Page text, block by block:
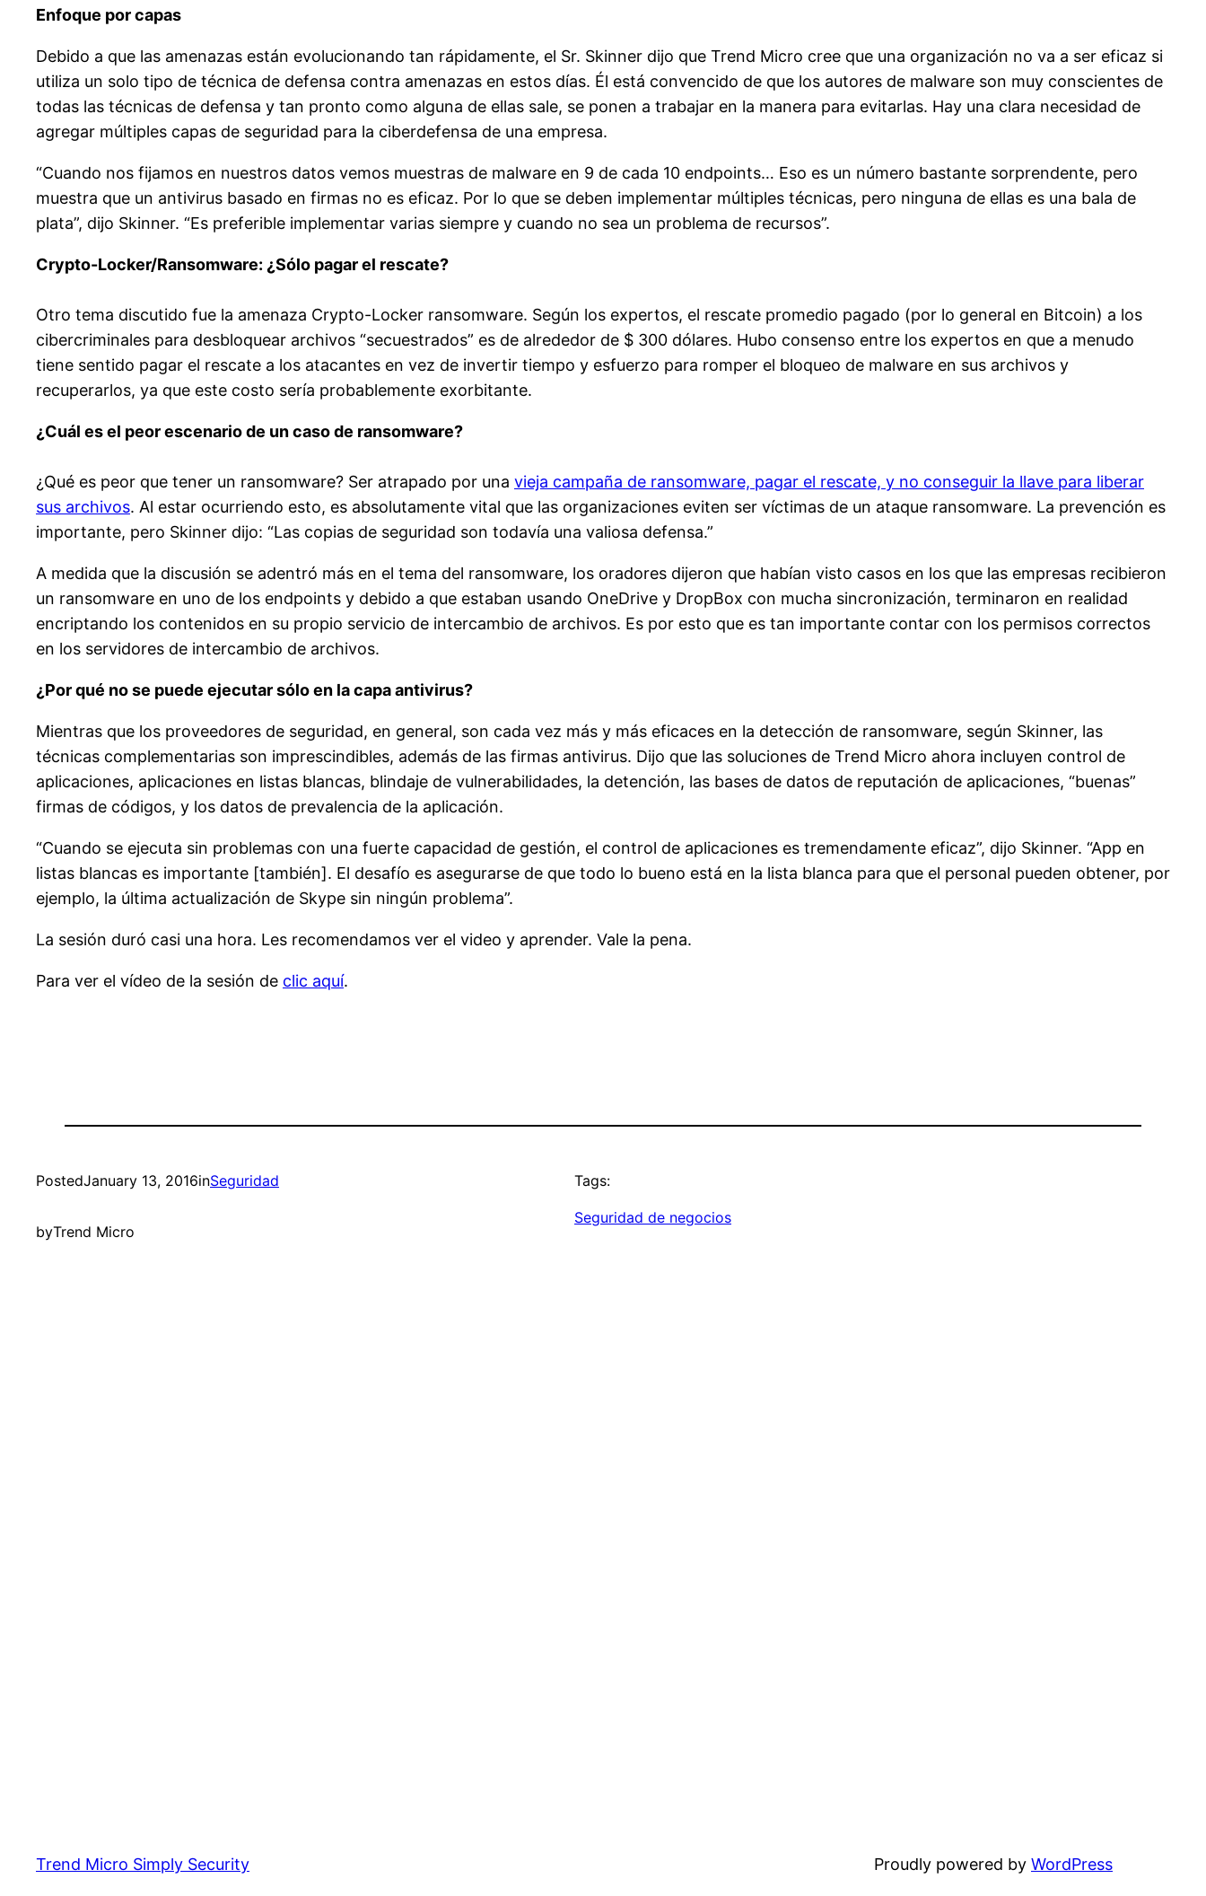
Enfoque por capas
Debido a que las amenazas están evolucionando tan rápidamente, el Sr. Skinner dijo que Trend Micro cree que una organización no va a ser eficaz si
utiliza un solo tipo de técnica de defensa contra amenazas en estos días. Él está convencido de que los autores de malware son muy conscientes de
todas las técnicas de defensa y tan pronto como alguna de ellas sale, se ponen a trabajar en la manera para evitarlas. Hay una clara necesidad de
agregar múltiples capas de seguridad para la ciberdefensa de una empresa.
“Cuando nos fijamos en nuestros datos vemos muestras de malware en 9 de cada 10 endpoints… Eso es un número bastante sorprendente, pero
muestra que un antivirus basado en firmas no es eficaz. Por lo que se deben implementar múltiples técnicas, pero ninguna de ellas es una bala de
plata”, dijo Skinner. “Es preferible implementar varias siempre y cuando no sea un problema de recursos”.
Crypto-Locker/Ransomware: ¿Sólo pagar el rescate?
Otro tema discutido fue la amenaza Crypto-Locker ransomware. Según los expertos, el rescate promedio pagado (por lo general en Bitcoin) a los
cibercriminales para desbloquear archivos “secuestrados” es de alrededor de $ 300 dólares. Hubo consenso entre los expertos en que a menudo
tiene sentido pagar el rescate a los atacantes en vez de invertir tiempo y esfuerzo para romper el bloqueo de malware en sus archivos y
recuperarlos, ya que este costo sería probablemente exorbitante.
¿Cuál es el peor escenario de un caso de ransomware?
¿Qué es peor que tener un ransomware? Ser atrapado por una vieja campaña de ransomware, pagar el rescate, y no conseguir la llave para liberar
sus archivos. Al estar ocurriendo esto, es absolutamente vital que las organizaciones eviten ser víctimas de un ataque ransomware. La prevención es
importante, pero Skinner dijo: “Las copias de seguridad son todavía una valiosa defensa.”
A medida que la discusión se adentró más en el tema del ransomware, los oradores dijeron que habían visto casos en los que las empresas recibieron
un ransomware en uno de los endpoints y debido a que estaban usando OneDrive y DropBox con mucha sincronización, terminaron en realidad
encriptando los contenidos en su propio servicio de intercambio de archivos. Es por esto que es tan importante contar con los permisos correctos
en los servidores de intercambio de archivos.
¿Por qué no se puede ejecutar sólo en la capa antivirus?
Mientras que los proveedores de seguridad, en general, son cada vez más y más eficaces en la detección de ransomware, según Skinner, las
técnicas complementarias son imprescindibles, además de las firmas antivirus. Dijo que las soluciones de Trend Micro ahora incluyen control de
aplicaciones, aplicaciones en listas blancas, blindaje de vulnerabilidades, la detención, las bases de datos de reputación de aplicaciones, “buenas”
firmas de códigos, y los datos de prevalencia de la aplicación.
“Cuando se ejecuta sin problemas con una fuerte capacidad de gestión, el control de aplicaciones es tremendamente eficaz”, dijo Skinner. “App en
listas blancas es importante [también]. El desafío es asegurarse de que todo lo bueno está en la lista blanca para que el personal pueden obtener, por
ejemplo, la última actualización de Skype sin ningún problema”.
La sesión duró casi una hora. Les recomendamos ver el video y aprender. Vale la pena.
Para ver el vídeo de la sesión de clic aquí.
PostedJanuary 13, 2016inSeguridad
byTrend Micro
Tags:
Seguridad de negocios
Trend Micro Simply Security Proudly powered by WordPress